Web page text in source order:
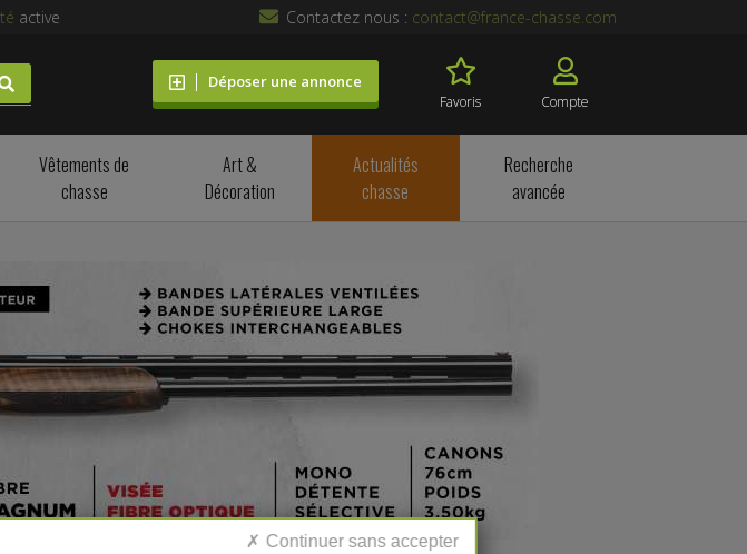
active Contactez nous : contact@france-chasse.com
Déposer une annonce
Favoris Compte
Vêtements de
chasse
Art &
Décoration
Actualités
chasse
Recherche
avancée